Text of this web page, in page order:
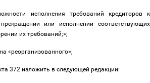
исполнения требований кредиторов к
или исполнении соответствующих
их требований;»;
«реорганизованного»;
372 изложить в следующей редакции: